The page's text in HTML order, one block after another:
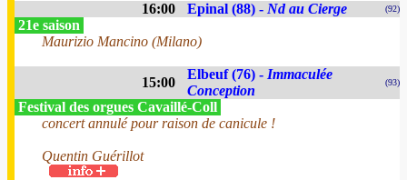
16:00 Epinal (88) - Nd au Cierge (92)
21e saison
Maurizio Mancino (Milano)
15:00
Elbeuf (76) - Immaculée
Conception
(93)
Festival des orgues Cavaillé-Coll
concert annulé pour raison de canicule !
Quentin Guérillot